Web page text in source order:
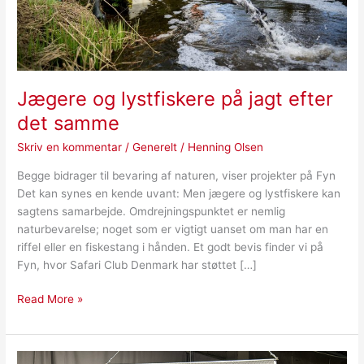
Jægere og lystfiskere på jagt efter
det samme
Skriv en kommentar /Generelt / Henning Olsen
Begge bidrager til bevaring af naturen, viser projekter på Fyn
Det kan synes en kende uvant: Men jægere og lystfiskere kan
sagtens samarbejde. Omdrejningspunktet er nemlig
naturbevarelse; noget som er vigtigt uanset om man har en
riffel eller en fiskestang i hånden. Et godt bevis finder vi på
Fyn, hvor Safari Club Denmark har støttet […]
Read More »
Jagt